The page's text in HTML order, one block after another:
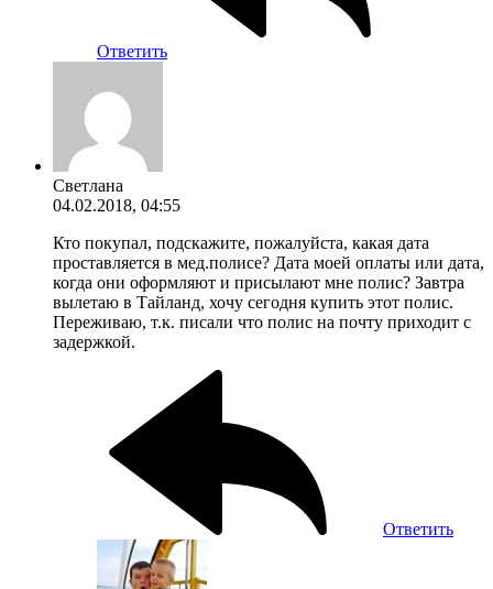
Ответить
Светлана
04.02.2018, 04:55
Кто покупал, подскажите, пожалуйста, какая дата
проставляется в мед.полисе? Дата моей оплаты или дата,
когда они оформляют и присылают мне полис? Завтра
вылетаю в Тайланд, хочу сегодня купить этот полис.
Переживаю, т.к. писали что полис на почту приходит с
задержкой.
Ответить